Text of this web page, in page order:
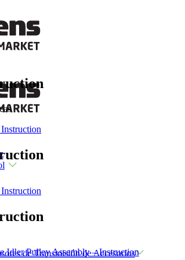
de Transmisión de Accesorios